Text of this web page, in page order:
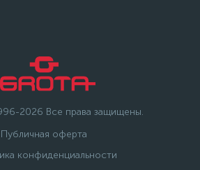
2026 Все права защищены.
Публичная оферта
конфиденциальности